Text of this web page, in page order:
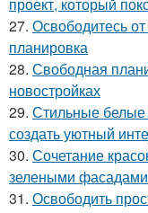
проект, который
27. Освободитесь
планировка
28. Свободная
новостройках
29. Стильные белые
создать уютный
30. Сочетание
зелеными
31. Освободить